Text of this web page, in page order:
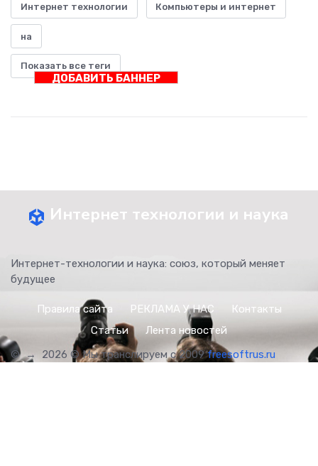
Интернет технологии Компьютеры и интернет
на
Показать все теги
ДОБАВИТЬ БАННЕР
Интернет технологии и наука
Интернет-технологии и наука: союз, который меняет
будущее
Правила сайта РЕКЛАМА У НАС
Контакты
Статьи
Лента новостей
©→ 2026 © Мы транслируем с 2009freesoftrus.ru